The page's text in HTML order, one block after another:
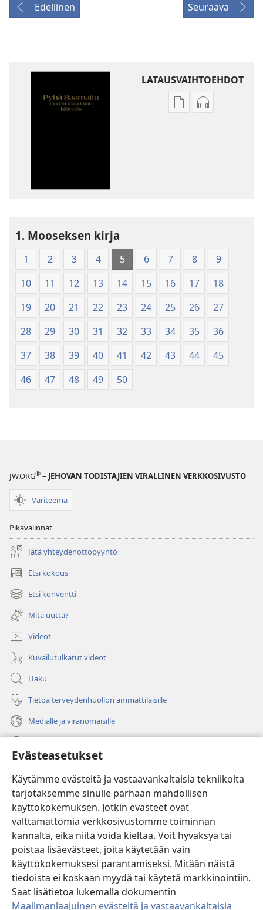
Evästeasetukset
Käytämme evästeitä ja vastaavankaltaisia tekniikoita
tarjotaksemme sinulle parhaan mahdollisen
käyttökokemuksen. Jotkin evästeet ovat
välttämättömiä verkkosivustomme toiminnan
kannalta, eikä niitä voida kieltää. Voit hyväksyä tai
poistaa lisäevästeet, joita käytetään vain
käyttökokemuksesi parantamiseksi. Mitään näistä
tiedoista ei koskaan myydä tai käytetä markkinointiin.
Saat lisätietoa lukemalla dokumentin
Maailmanlaajuinen evästeitä ja vastaavankaltaisia
Edellinen Seuraava
LATAUSVAIHTOEHDOT
JulkaisujenÄänitteiden
1. Mooseksen kirja
1 2 3 4 5 6 7 8
9
10
11 12 13 14 15 16 17
18
19
20 21 22 23 24 25 26
27
28
29 30 31 32 33 34 35
36
37
38 39 40 41 42 43 44
45
46
47 48 49 50
JW.ORG® – JEHOVAN TODISTAJIEN VIRALLINEN VERKKOSIVUSTO
Väriteema
Pikavalinnat
Jätä yhteydenottopyyntö
Etsi kokous
(avaa
uuden
ikkunan)
Etsi konventti
(avaa
uuden
ikkunan)
Mitä uutta?
Videot
Kuvailutulkatut videot
Haku
Tietoa terveydenhuollon ammattilaisille
Medialle ja viranomaisille
(avaa
uuden
ikkunan)Vartiotornin VERKKOKIRJASTO
(avaa
uuden
ikkunan)JW Hub ®
(avaa
uuden
ikkunan)
®
Watchtower Library